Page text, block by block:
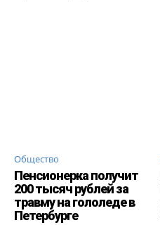
Общество
Пенсионерка получит
200 тысяч рублей за
травму на гололеде в
Петербурге